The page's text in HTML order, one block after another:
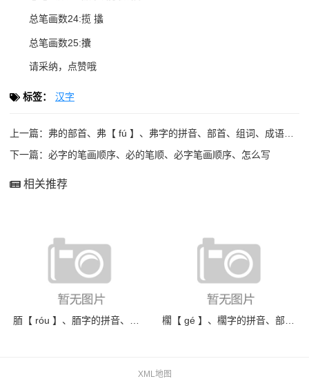
总笔画数24:揽 攭
总笔画数25:攮
请采纳，点赞哦
标签： 汉字
上一篇： 弗的部首、弗【 fú 】、弗字的拼音、部首、组词、成语字的笔
下一篇： 必字的笔画顺序、必的笔顺、必字笔画顺序、怎么写
相关推荐
XML地图